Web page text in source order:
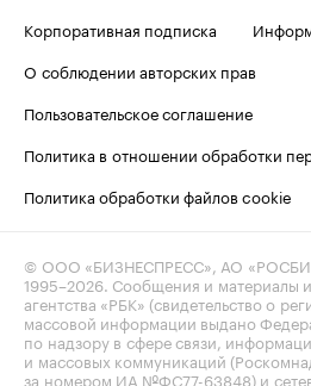
Корпоративная подписка
О соблюдении авторских прав
Пользовательское соглашение
Политика в отношении обработки
Политика обработки файлов cookie
© ООО «БИЗНЕСПРЕСС», АО
1995–2026. Сообщения и материалы
агентства «РБК» (свидетельство о
массовой информации выдано
по надзору в сфере связи,
и массовых коммуникаций
за номером ИА №ФС77-63848) и